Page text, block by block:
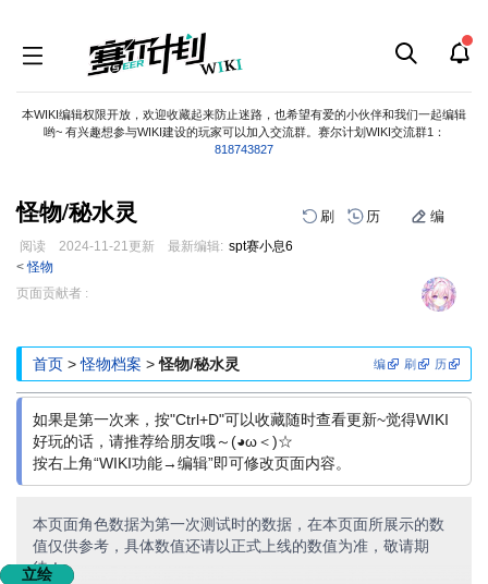
本WIKI编辑权限开放，欢迎收藏起来防止迷路，也希望有爱的小伙伴和我们一起编辑
哟~ 有兴趣想参与WIKI建设的玩家可以加入交流群。赛尔计划WIKI交流群1：
818743827
怪物/秘水灵 刷 历 编
阅读 2024-11-21更新 最新编辑: spt赛小息6
<怪物
跳
航
跳
索
页面贡献者 :
编 刷 历
首页 >怪物档案 >怪物/秘水灵
如果是第一次来，按"Ctrl+D"可以收藏随时查看更新~觉得WIKI
好玩的话，请推荐给朋友哦～(◕ω＜)☆
按右上角“WIKI功能→编辑”即可修改页面内容。
本页面角色数据为第一次测试时的数据，在本页面所展示的数
值仅供参考，具体数值还请以正式上线的数值为准，敬请期
待！
立绘